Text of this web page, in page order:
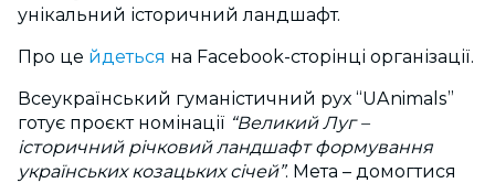
унікальний історичний ландшафт.
Про це йдеться на Facebook-сторінці організації.
Всеукраїнський гуманістичний рух “UAnimals”
готує проєкт номінації “Великий Луг –
історичний річковий ландшафт формування
українських козацьких січей”. Мета – домогтися